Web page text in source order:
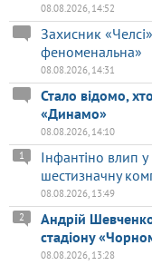
08.08.2026, 14:52
Захисник
феноменальна»
08.08.2026, 14:31
Стало відомо,
«Динамо»
08.08.2026, 14:10
Інфантіно влип
шестизначну
1
08.08.2026, 13:49
Андрій
стадіону
2
08.08.2026, 13:28